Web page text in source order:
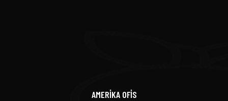
AMERİKA OFİS